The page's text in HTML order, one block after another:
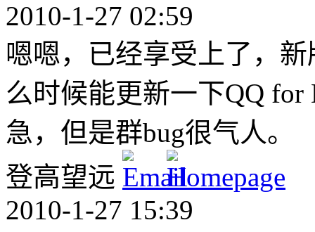
2010-1-27 02:59
嗯嗯，已经享受上了，
么时候能更新一下QQ
急，但是群bug很气人。
登高望远
2010-1-27 15:39